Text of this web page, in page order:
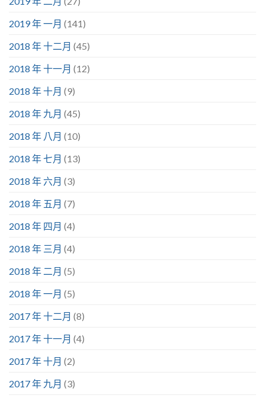
2019 年 一月 (141)
2018 年 十二月 (45)
2018 年 十一月 (12)
2018 年 十月 (9)
2018 年 九月 (45)
2018 年 八月 (10)
2018 年 七月 (13)
2018 年 六月 (3)
2018 年 五月 (7)
2018 年 四月 (4)
2018 年 三月 (4)
2018 年 二月 (5)
2018 年 一月 (5)
2017 年 十二月 (8)
2017 年 十一月 (4)
2017 年 十月 (2)
2017 年 九月 (3)